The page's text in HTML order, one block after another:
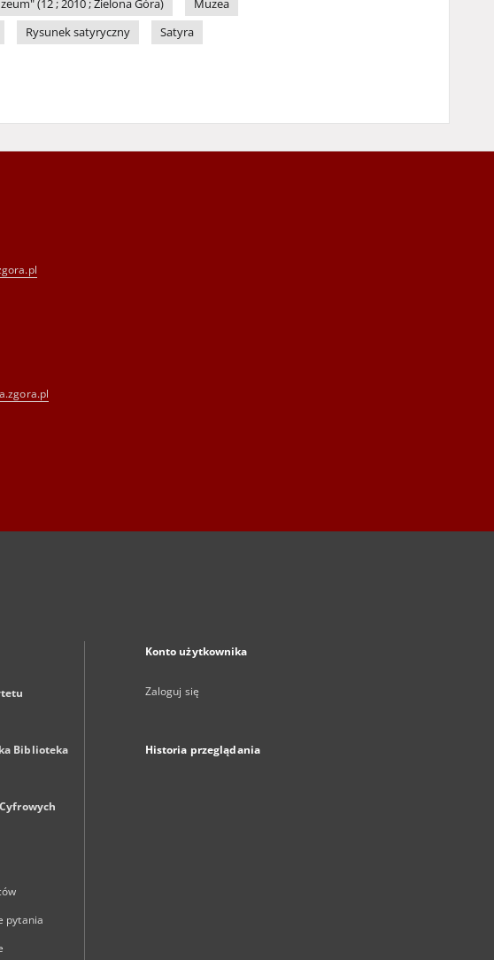
(12 ; 2010 ; Zielona Góra)
Muzea
Rysunek satyryczny Satyra
Biblioteka
pytania
Konto użytkownika
Zaloguj się
Historia przeglądania